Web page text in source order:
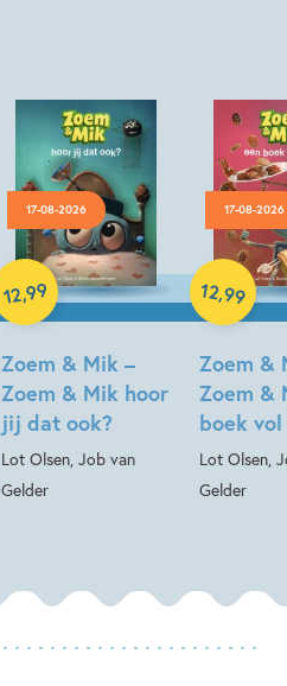
17-08-2026
Zoem & Mik –
Zoem & Mik hoor
jij dat ook?
Lot Olsen, Job van
Gelder
12,99
Hardcover
17-08-2026
Zoem &
Zoem &
boek
Lot Olsen,
Gelder
12,99
Hardcover